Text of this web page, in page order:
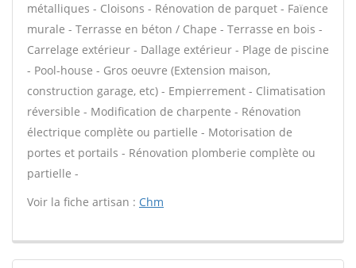
métalliques - Cloisons - Rénovation de parquet - Faïence
murale - Terrasse en béton / Chape - Terrasse en bois -
Carrelage extérieur - Dallage extérieur - Plage de piscine
- Pool-house - Gros oeuvre (Extension maison,
construction garage, etc) - Empierrement - Climatisation
réversible - Modification de charpente - Rénovation
électrique complète ou partielle - Motorisation de
portes et portails - Rénovation plomberie complète ou
partielle -
Voir la fiche artisan : Chm